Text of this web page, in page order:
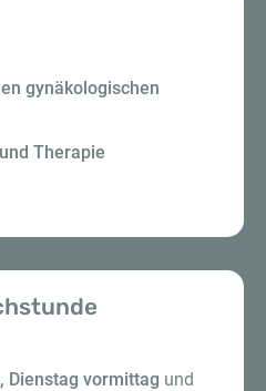
gynäkologischen
Therapie
Dienstag vormittag und